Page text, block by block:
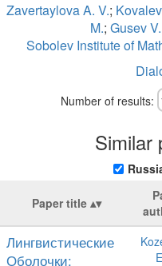
Zavertaylova A. V.;
M.; Gusev
Sobolev Institute of
Number of results:
Similar
Paper title
Лингвистические
Оболочки: